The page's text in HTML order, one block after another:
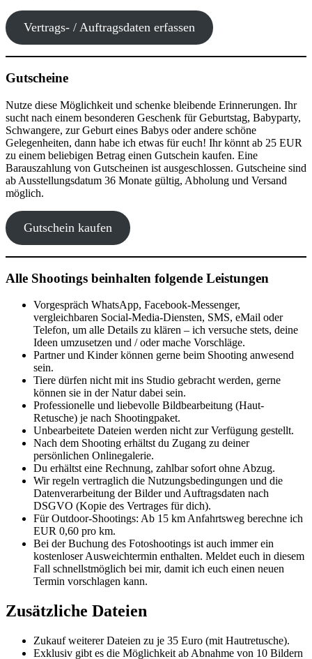
Vertrags- / Auftragsdaten erfassen
Gutscheine
Nutze diese Möglichkeit und schenke bleibende Erinnerungen. Ihr
sucht nach einem besonderen Geschenk für Geburtstag, Babyparty,
Schwangere, zur Geburt eines Babys oder andere schöne
Gelegenheiten, dann habe ich etwas für euch! Ihr könnt ab 25 EUR
zu einem beliebigen Betrag einen Gutschein kaufen. Eine
Barauszahlung von Gutscheinen ist ausgeschlossen. Gutscheine sind
ab Ausstellungsdatum 36 Monate gültig, Abholung und Versand
möglich.
Gutschein kaufen
Alle Shootings beinhalten folgende Leistungen
Vorgespräch WhatsApp, Facebook-Messenger,
vergleichbaren Social-Media-Diensten, SMS, eMail oder
Telefon, um alle Details zu klären – ich versuche stets, deine
Ideen umzusetzen und / oder mache Vorschläge.
Partner und Kinder können gerne beim Shooting anwesend
sein.
Tiere dürfen nicht mit ins Studio gebracht werden, gerne
können sie in der Natur dabei sein.
Professionelle und liebevolle Bildbearbeitung (Haut-
Retusche) je nach Shootingpaket.
Unbearbeitete Dateien werden nicht zur Verfügung gestellt.
Nach dem Shooting erhältst du Zugang zu deiner
persönlichen Onlinegalerie.
Du erhältst eine Rechnung, zahlbar sofort ohne Abzug.
Wir regeln vertraglich die Nutzungsbedingungen und die
Datenverarbeitung der Bilder und Auftragsdaten nach
DSGVO (Kopie des Vertrages für dich).
Für Outdoor-Shootings: Ab 15 km Anfahrtsweg berechne ich
EUR 0,60 pro km.
Bei der Buchung des Fotoshootings ist auch immer ein
kostenloser Ausweichtermin enthalten. Meldet euch in diesem
Fall schnellstmöglich bei mir, damit ich euch einen neuen
Termin vorschlagen kann.
Zusätzliche Dateien
Zukauf weiterer Dateien zu je 35 Euro (mit Hautretusche).
Exklusiv gibt es die Möglichkeit ab Abnahme von 10 Bildern